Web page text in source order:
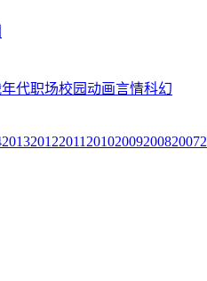
年代职场校园动画言情科幻
201320122011 2010200920082007